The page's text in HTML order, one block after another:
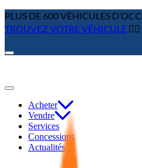
PLUS DE 600 VÉHICULES
TROUVEZ VOTRE VÉHICULE 👈🏻
Acheter
Vendre
Services
Concessions
Actualités